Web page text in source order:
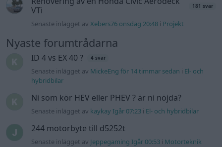
VTi
181 svar
Senaste inlägget avXebers76 onsdag 20:48 i Projekt
Nyaste forumtrådarna
ID 4 vs EX 40 ? 4 svar
Senaste inlägget av MickeEng för 14 timmar sedan i El- och
hybridbilar
Ni som kör HEV eller PHEV ? är ni nöjda?
Senaste inlägget av kaykay Igår 07:23 i El- och hybridbilar
244 motorbyte till d5252t
Senaste inlägget av Jeppegaming Igår 00:53 i Motorteknik